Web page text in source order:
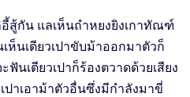
สู้กัน แลเห็นถำหยงยิงเกาทัณฑ์
ห็นเตียวเปาขับม้าออกมาตัวก็
นเตียวเปาก็ร้องตวาดด้วยเสียง
ปาเอาม้าตัวอื่นซึ่งมีกำลังมาขี่